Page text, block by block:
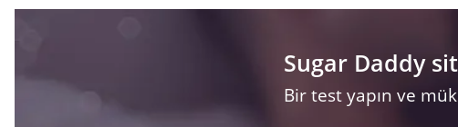
Sugar Daddy
Bir test yapın ve